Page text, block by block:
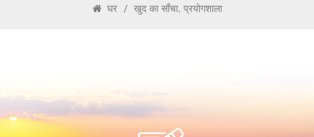
घर / खुद का साँचा, प्रयोगशाला